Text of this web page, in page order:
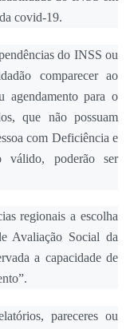
covid-19.
do INSS ou
comparecer ao
agendamento para o
que não possuam
com Deficiência e
válido, poderão ser
regionais a escolha
Avaliação Social da
a capacidade de
pareceres ou